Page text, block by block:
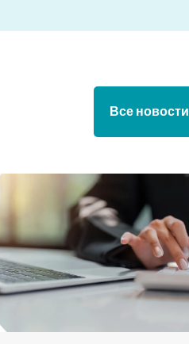
Все новости